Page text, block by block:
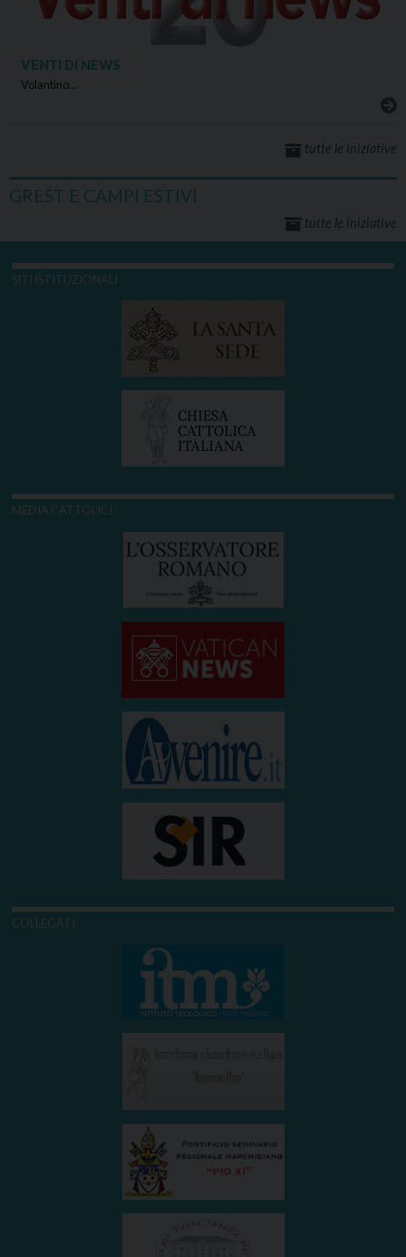
VENTI DI NEWS
Volantino…
tutte le iniziative
GREST E CAMPI ESTIVI
tutte le iniziative
SITI ISTITUZIONALI
MEDIA CATTOLICI
COLLEGATI